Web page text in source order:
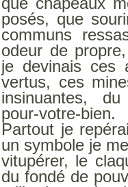
posés, que
communs
odeur de
je devinais ces
vertus, ces
insinuantes,
pour-votre-bien.
Partout je
un symbole je
vitupérer, le
du fondé de